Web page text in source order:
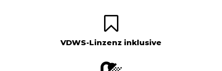
VDWS-Linzenz inklusive